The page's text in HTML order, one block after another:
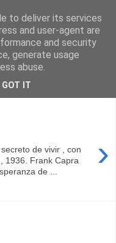
›
de vivir , con
1936. Frank Capra
de ...
to deliver its services
and user-agent are
and security
generate usage
abuse.
GOT IT